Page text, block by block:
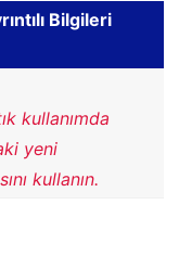
Bilgileri
kullanımda
yeni
kullanın.